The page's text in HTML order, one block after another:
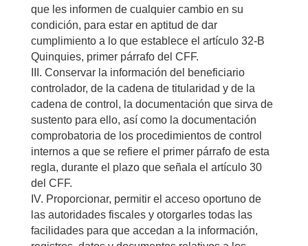
que les informen de cualquier cambio en su
condición, para estar en aptitud de dar
cumplimiento a lo que establece el artículo 32-B
Quinquies, primer párrafo del CFF.
III. Conservar la información del beneficiario
controlador, de la cadena de titularidad y de la
cadena de control, la documentación que sirva de
sustento para ello, así como la documentación
comprobatoria de los procedimientos de control
internos a que se refiere el primer párrafo de esta
regla, durante el plazo que señala el artículo 30
del CFF.
IV. Proporcionar, permitir el acceso oportuno de
las autoridades fiscales y otorgarles todas las
facilidades para que accedan a la información,